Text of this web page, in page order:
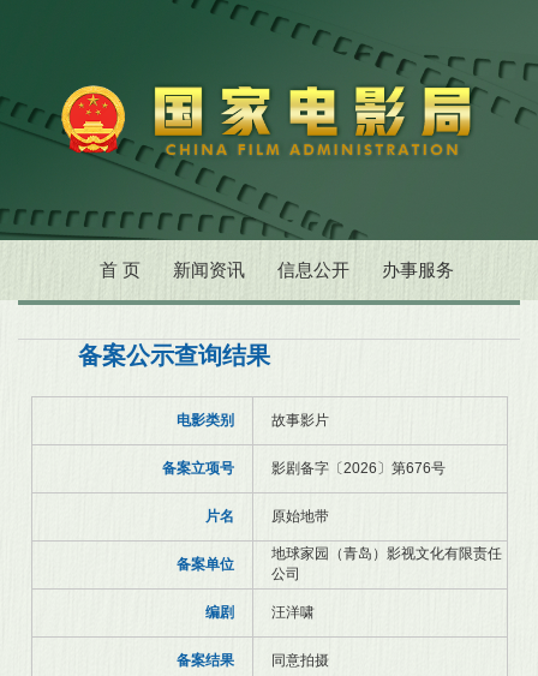
首 页 新闻资讯 信息公开 办事服务
备案公示查询结果
电影类别 故事影片
备案立项号 影剧备字〔2026〕第676号
片名 原始地带
备案单位
地球家园（青岛）影视文化有限责任
公司
编剧 汪洋啸
备案结果 同意拍摄